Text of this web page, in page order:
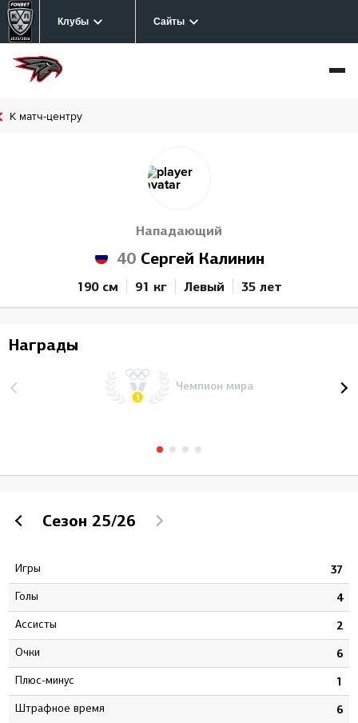
Клубы Сайты
К матч-центру
Нападающий
40Сергей Калинин
190 см 91 кг Левый 35 лет
Награды
Чемпион мира
Сезон 25/26
Игры 37
Голы 4
Ассисты 2
Очки 6
Плюс-минус 1
штрафное время 6